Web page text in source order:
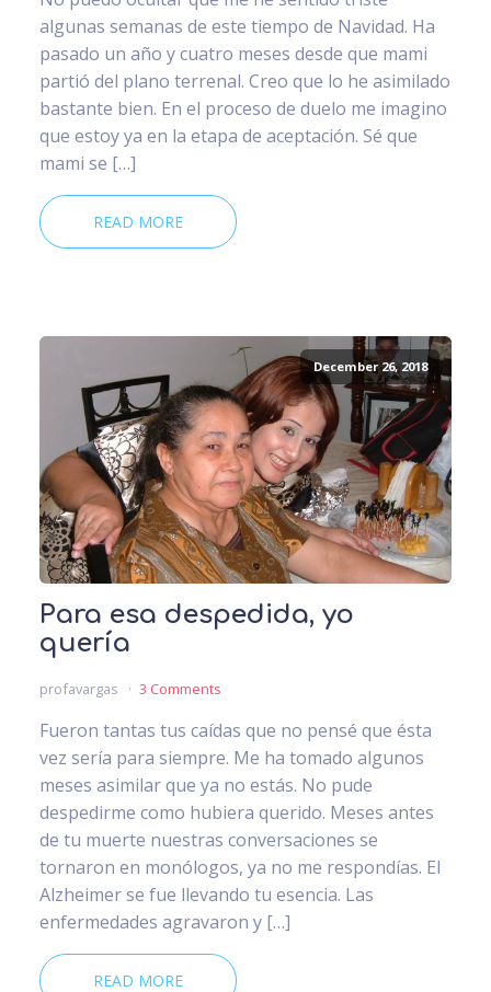
algunas semanas de este tiempo de Navidad. Ha
pasado un año y cuatro meses desde que mami
partió del plano terrenal. Creo que lo he asimilado
bastante bien. En el proceso de duelo me imagino
que estoy ya en la etapa de aceptación. Sé que
mami se […]
READ MORE
December 26, 2018
Para esa despedida, yo
quería
profavargas 3 Comments
Fueron tantas tus caídas que no pensé que ésta
vez sería para siempre. Me ha tomado algunos
meses asimilar que ya no estás. No pude
despedirme como hubiera querido. Meses antes
de tu muerte nuestras conversaciones se
tornaron en monólogos, ya no me respondías. El
Alzheimer se fue llevando tu esencia. Las
enfermedades agravaron y […]
READ MORE